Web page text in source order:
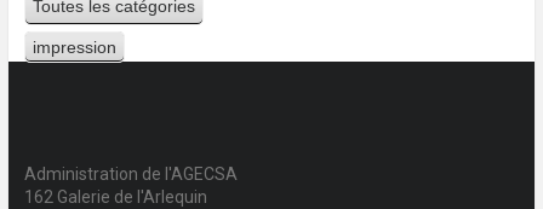
Toutes les catégories
Vue
impression
Administration de l'AGECSA
162 Galerie de l'Arlequin